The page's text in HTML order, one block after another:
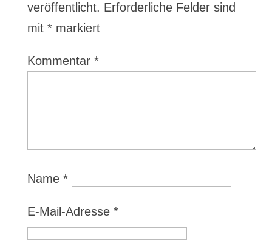
veröffentlicht. Erforderliche Felder sind
mit *markiert
Kommentar *
Name *
E-Mail-Adresse *